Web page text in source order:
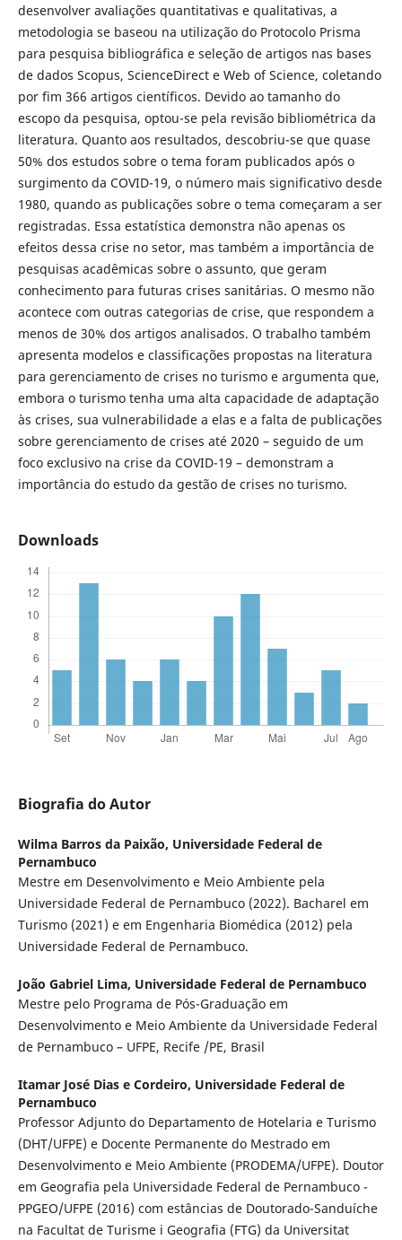
desenvolver avaliações quantitativas e qualitativas, a
metodologia se baseou na utilização do Protocolo Prisma
para pesquisa bibliográfica e seleção de artigos nas bases
de dados Scopus, ScienceDirect e Web of Science, coletando
por fim 366 artigos científicos. Devido ao tamanho do
escopo da pesquisa, optou-se pela revisão bibliométrica da
literatura. Quanto aos resultados, descobriu-se que quase
50% dos estudos sobre o tema foram publicados após o
surgimento da COVID-19, o número mais significativo desde
1980, quando as publicações sobre o tema começaram a ser
registradas. Essa estatística demonstra não apenas os
efeitos dessa crise no setor, mas também a importância de
pesquisas acadêmicas sobre o assunto, que geram
conhecimento para futuras crises sanitárias. O mesmo não
acontece com outras categorias de crise, que respondem a
menos de 30% dos artigos analisados. O trabalho também
apresenta modelos e classificações propostas na literatura
para gerenciamento de crises no turismo e argumenta que,
embora o turismo tenha uma alta capacidade de adaptação
às crises, sua vulnerabilidade a elas e a falta de publicações
sobre gerenciamento de crises até 2020 – seguido de um
foco exclusivo na crise da COVID-19 – demonstram a
importância do estudo da gestão de crises no turismo.
Downloads
Biografia do Autor
Wilma Barros da Paixão, Universidade Federal de
Pernambuco
Mestre em Desenvolvimento e Meio Ambiente pela
Universidade Federal de Pernambuco (2022). Bacharel em
Turismo (2021) e em Engenharia Biomédica (2012) pela
Universidade Federal de Pernambuco.
João Gabriel Lima, Universidade Federal de Pernambuco
Mestre pelo Programa de Pós-Graduação em
Desenvolvimento e Meio Ambiente da Universidade Federal
de Pernambuco – UFPE, Recife /PE, Brasil
Itamar José Dias e Cordeiro, Universidade Federal de
Pernambuco
Professor Adjunto do Departamento de Hotelaria e Turismo
(DHT/UFPE) e Docente Permanente do Mestrado em
Desenvolvimento e Meio Ambiente (PRODEMA/UFPE). Doutor
em Geografia pela Universidade Federal de Pernambuco -
PPGEO/UFPE (2016) com estâncias de Doutorado-Sanduíche
na Facultat de Turisme i Geografia (FTG) da Universitat